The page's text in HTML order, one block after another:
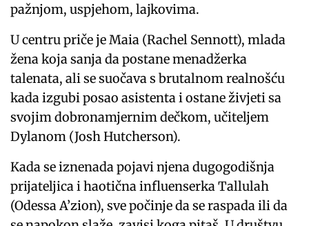
pažnjom, uspjehom, lajkovima.
U centru priče je Maia (Rachel Sennott), mlada
žena koja sanja da postane menadžerka
talenata, ali se suočava s brutalnom realnošću
kada izgubi posao asistenta i ostane živjeti sa
svojim dobronamjernim dečkom, učiteljem
Dylanom (Josh Hutcherson).
Kada se iznenada pojavi njena dugogodišnja
prijateljica i haotična influenserka Tallulah
(Odessa A’zion), sve počinje da se raspada ili da